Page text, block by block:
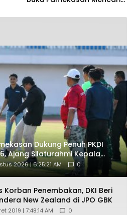
Dukung Penuh PKDI
Ajang Silaturahmi Kepala
2026 | 6:25:21 AM 0
Korban Penembakan, DKI Beri
New Zealand di JPO GBK
2019 | 7:48:14 AM 0